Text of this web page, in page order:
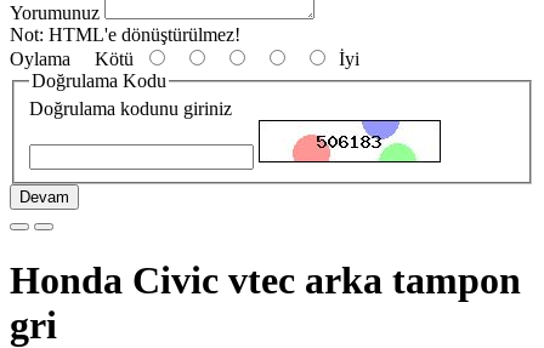
Yorumunuz
Not: HTML'e dönüştürülmez!
Oylama Kötü
İyi
Doğrulama Kodu
Doğrulama kodunu giriniz
Devam
Honda Civic vtec arka tampon
gri